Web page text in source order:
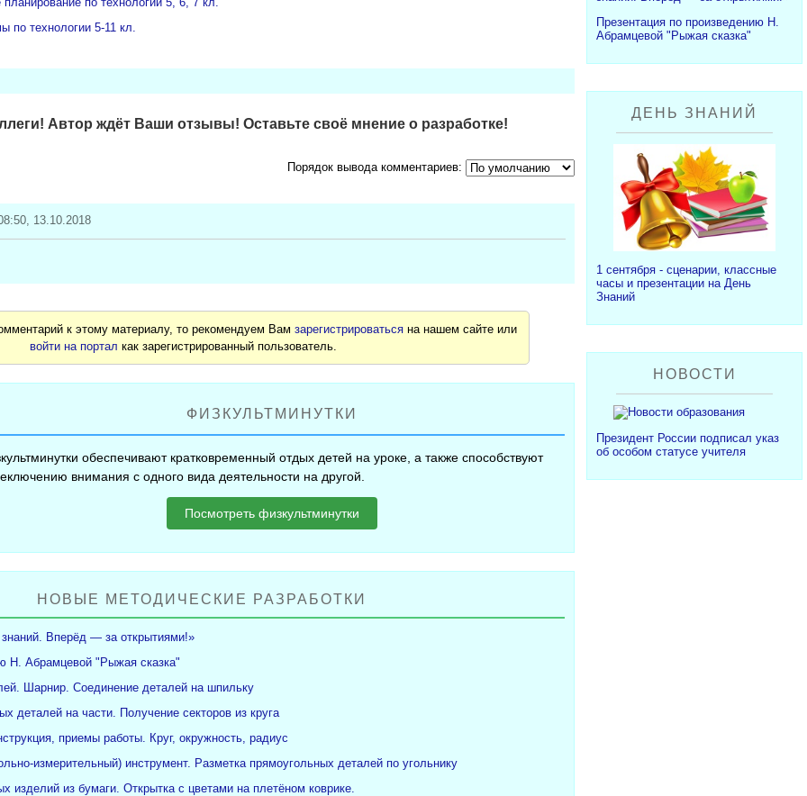
по технологии 5-11 кл.
Автор ждёт Ваши отзывы! Оставьте своё мнение о разработке!
Порядок вывода комментариев:
13.10.2018
к этому материалу, то рекомендуем Вамзарегистрироваться на нашем сайте или
войти на портал как зарегистрированный пользователь.
ФИЗКУЛЬТМИНУТКИ
обеспечивают кратковременный отдых детей на уроке, а также способствуют
внимания с одного вида деятельности на другой.
Посмотреть физкультминутки
НОВЫЕ МЕТОДИЧЕСКИЕ РАЗРАБОТКИ
Вперёд — за открытиями!»
Н. Абрамцевой "Рыжая сказка"
Шарнир. Соединение деталей на шпильку
деталей на части. Получение секторов из круга
приемы работы. Круг, окружность, радиус
измерительный) инструмент. Разметка прямоугольных деталей по угольнику
изделий из бумаги. Открытка с цветами на плетёном коврике.
Презентация по произведению Н.
Абрамцевой "Рыжая сказка"
ДЕНЬ ЗНАНИЙ
1 сентября - сценарии, классные
часы и презентации на День
Знаний
НОВОСТИ
Президент России подписал указ
об особом статусе учителя